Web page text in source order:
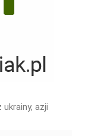
azji